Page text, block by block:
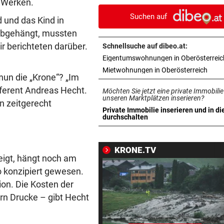
das Kind in
mussten
berichteten darüber.
die „Krone“? „Im
Andreas Hecht.
zeitgerecht
hängt noch am
konzipiert gewesen.
Die Kosten der
Drucke – gibt Hecht
wegen eines Hasen
TEENIE AUF ÜBERHOLSPUR vor
230 PS! 13-Jährige schrieb im
Autocross Geschichte
PATIENTEN WOHLAUF vor 14
Premiere an Linzer Uniklinik:
Herz-OP mit Roboter
BAUSTART IM OKTOBER
entstehen wird
WEGEN AUTOREIFEN vor 15
Kleine Gemeinde mit
geht vor Gericht
500 STELLEN BETROFFEN vor
Suchen auf
Schnellsuche auf dibeo.at:
Eigentumswohnungen in
Mietwohnungen in Oberösterreich
Möchten Sie jetzt eine private
unseren Marktplätzen inserieren?
Private Immobilie inserieren und in
durchschalten
in neuem Tab öffnen
KRONE.TV